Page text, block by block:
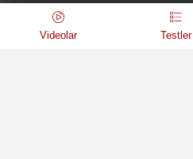
Videolar Testler